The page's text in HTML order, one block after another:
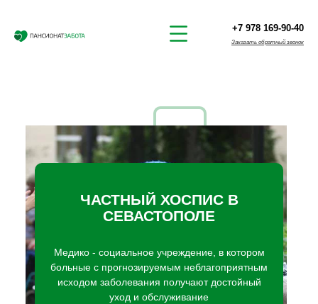
+7 978 169-90-40
Заказать обратный звонок
ЧАСТНЫЙ ХОСПИС В
СЕВАСТОПОЛЕ
Медико - социальное учреждение, в котором
больные с прогнозируемым неблагоприятным
исходом заболевания получают достойный
уход и обслуживание